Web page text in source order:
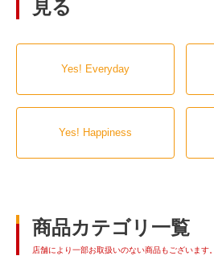
見る
Yes! Everyday
Yes! Happiness
商品カテゴリ一覧
店舗により一部お取扱いのない商品もございます。